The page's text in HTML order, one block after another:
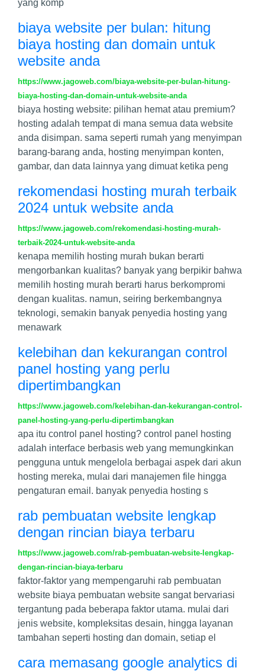
yang komp
biaya website per bulan: hitung
biaya hosting dan domain untuk
website anda
https://www.jagoweb.com/biaya-website-per-bulan-hitung-
biaya-hosting-dan-domain-untuk-website-anda
biaya hosting website: pilihan hemat atau premium?
hosting adalah tempat di mana semua data website
anda disimpan. sama seperti rumah yang menyimpan
barang-barang anda, hosting menyimpan konten,
gambar, dan data lainnya yang dimuat ketika peng
rekomendasi hosting murah terbaik
2024 untuk website anda
https://www.jagoweb.com/rekomendasi-hosting-murah-
terbaik-2024-untuk-website-anda
kenapa memilih hosting murah bukan berarti
mengorbankan kualitas? banyak yang berpikir bahwa
memilih hosting murah berarti harus berkompromi
dengan kualitas. namun, seiring berkembangnya
teknologi, semakin banyak penyedia hosting yang
menawark
kelebihan dan kekurangan control
panel hosting yang perlu
dipertimbangkan
https://www.jagoweb.com/kelebihan-dan-kekurangan-control-
panel-hosting-yang-perlu-dipertimbangkan
apa itu control panel hosting? control panel hosting
adalah interface berbasis web yang memungkinkan
pengguna untuk mengelola berbagai aspek dari akun
hosting mereka, mulai dari manajemen file hingga
pengaturan email. banyak penyedia hosting s
rab pembuatan website lengkap
dengan rincian biaya terbaru
https://www.jagoweb.com/rab-pembuatan-website-lengkap-
dengan-rincian-biaya-terbaru
faktor-faktor yang mempengaruhi rab pembuatan
website biaya pembuatan website sangat bervariasi
tergantung pada beberapa faktor utama. mulai dari
jenis website, kompleksitas desain, hingga layanan
tambahan seperti hosting dan domain, setiap el
cara memasang google analytics di